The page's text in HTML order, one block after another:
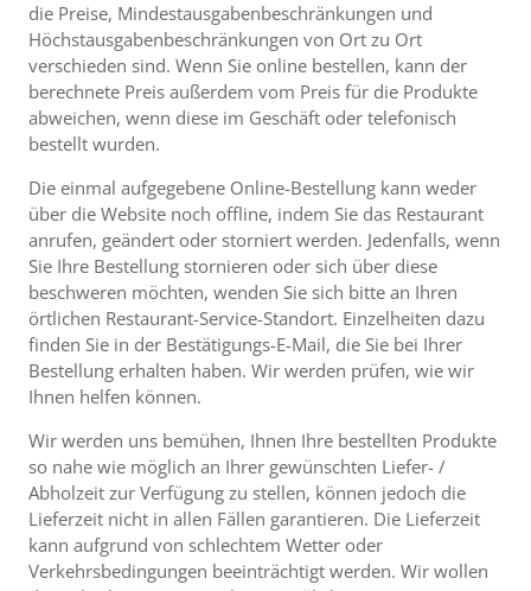
die Preise, Mindestausgabenbeschränkungen und
Höchstausgabenbeschränkungen von Ort zu Ort
verschieden sind. Wenn Sie online bestellen, kann der
berechnete Preis außerdem vom Preis für die Produkte
abweichen, wenn diese im Geschäft oder telefonisch
bestellt wurden.
Die einmal aufgegebene Online-Bestellung kann weder
über die Website noch offline, indem Sie das Restaurant
anrufen, geändert oder storniert werden. Jedenfalls, wenn
Sie Ihre Bestellung stornieren oder sich über diese
beschweren möchten, wenden Sie sich bitte an Ihren
örtlichen Restaurant-Service-Standort. Einzelheiten dazu
finden Sie in der Bestätigungs-E-Mail, die Sie bei Ihrer
Bestellung erhalten haben. Wir werden prüfen, wie wir
Ihnen helfen können.
Wir werden uns bemühen, Ihnen Ihre bestellten Produkte
so nahe wie möglich an Ihrer gewünschten Liefer- /
Abholzeit zur Verfügung zu stellen, können jedoch die
Lieferzeit nicht in allen Fällen garantieren. Die Lieferzeit
kann aufgrund von schlechtem Wetter oder
Verkehrsbedingungen beeinträchtigt werden. Wir wollen